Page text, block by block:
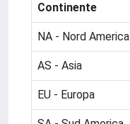
Continente
NA - Nord America
AS - Asia
EU - Europa